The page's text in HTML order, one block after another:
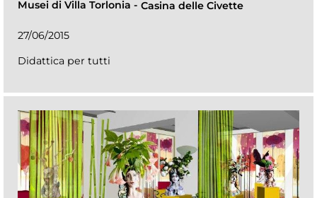
Musei di Villa Torlonia - Casina delle Civette
27/06/2015
Didattica per tutti